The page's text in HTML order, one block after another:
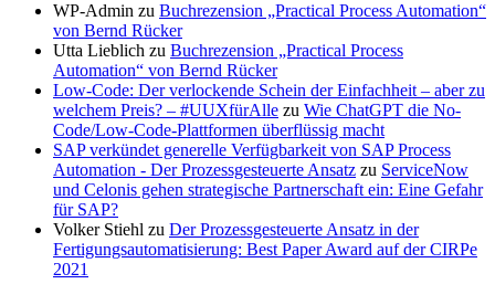
WP-Admin zu Buchrezension „Practical Process Automation“
von Bernd Rücker
Utta Lieblich zu Buchrezension „Practical Process
Automation“ von Bernd Rücker
Low-Code: Der verlockende Schein der Einfachheit – aber zu
welchem Preis? – #UUXfürAlle zu Wie ChatGPT die No-
Code/Low-Code-Plattformen überflüssig macht
SAP verkündet generelle Verfügbarkeit von SAP Process
Automation - Der Prozessgesteuerte Ansatz zu ServiceNow
und Celonis gehen strategische Partnerschaft ein: Eine Gefahr
für SAP?
Volker Stiehl zu Der Prozessgesteuerte Ansatz in der
Fertigungsautomatisierung: Best Paper Award auf der CIRPe
2021